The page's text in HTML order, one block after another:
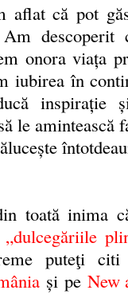
aflat că pot
onora viaţa
iubirea în
inspirație
le amintească
toată inima
„dulcegăriile
puteţi
și pe New